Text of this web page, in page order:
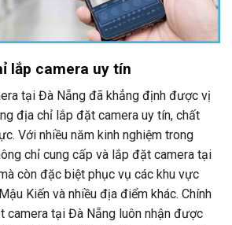
lắp camera uy tín
tại Đà Nẵng đã khẳng định được vị
địa chỉ lắp đặt camera uy tín, chất
Với nhiều năm kinh nghiệm trong
chỉ cung cấp và lắp đặt camera tại
còn đặc biệt phục vụ các khu vực
Kiến và nhiều địa điểm khác. Chính
camera tại Đà Nẵng luôn nhận được